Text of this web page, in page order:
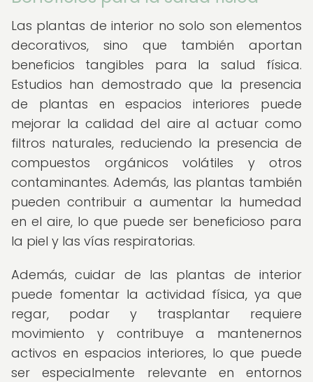
Las plantas de interior no solo son elementos
decorativos, sino que también aportan
beneficios tangibles para la salud física.
Estudios han demostrado que la presencia
de plantas en espacios interiores puede
mejorar la calidad del aire al actuar como
filtros naturales, reduciendo la presencia de
compuestos orgánicos volátiles y otros
contaminantes. Además, las plantas también
pueden contribuir a aumentar la humedad
en el aire, lo que puede ser beneficioso para
la piel y las vías respiratorias.
Además, cuidar de las plantas de interior
puede fomentar la actividad física, ya que
regar, podar y trasplantar requiere
movimiento y contribuye a mantenernos
activos en espacios interiores, lo que puede
ser especialmente relevante en entornos